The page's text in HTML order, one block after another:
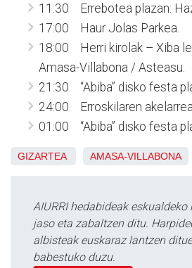
11:30 Errebotea plazan:
17:00 Haur Jolas Parkea.
18:00 Herri kirolak – Xiba
Amasa-Villabona / Asteasu.
21:30 “Abiba” disko festa
24:00 Erroskilaren akelarrea
01:00 “Abiba” disko festa
GIZARTEA AMASA-VILLABONA
AIURRI hedabideak
jaso eta zabaltzen ditu.
albisteak euskaraz lantzen
babestuko duzu.